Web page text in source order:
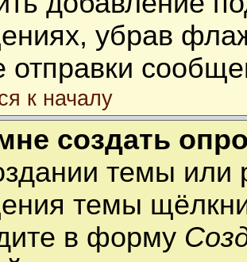
убрав
к началу
создать
темы или
темы
в форму